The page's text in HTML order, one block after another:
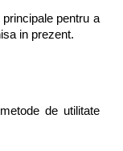
pentru a
in prezent.
de utilitate